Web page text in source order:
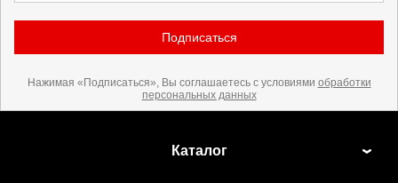
Подписаться
Нажимая «Подписаться», Вы соглашаетесь с условиями обработки
персональных данных
Каталог